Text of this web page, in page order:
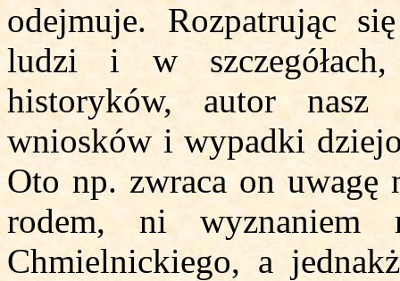
odejmuje. Rozpatrując
ludzi i w
historyków, autor nasz
wniosków i wypadki
Oto np. zwraca on
rodem, ni
Chmielnickiego, a